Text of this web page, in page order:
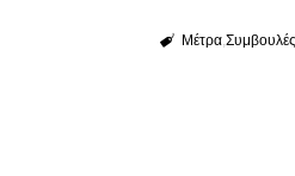
Μέτρα Συμβουλές